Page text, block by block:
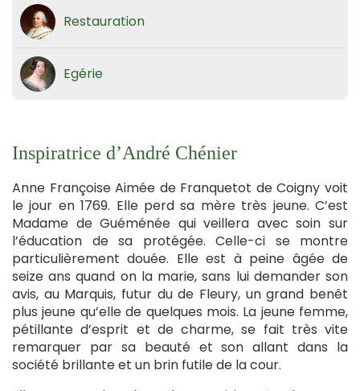
Restauration
Egérie
Inspiratrice d’André Chénier
Anne Françoise Aimée de Franquetot de Coigny voit
le jour en 1769. Elle perd sa mère très jeune. C’est
Madame de Guéménée qui veillera avec soin sur
l’éducation de sa protégée. Celle-ci se montre
particulièrement douée. Elle est à peine âgée de
seize ans quand on la marie, sans lui demander son
avis, au Marquis, futur du de Fleury, un grand benêt
plus jeune qu’elle de quelques mois. La jeune femme,
pétillante d’esprit et de charme, se fait très vite
remarquer par sa beauté et son allant dans la
société brillante et un brin futile de la cour.